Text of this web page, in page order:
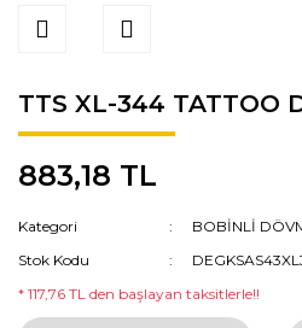
TTS XL-344 TATTOO
883,18 TL
Kategori
BOBİNLİ
Stok Kodu
* 117,76 TL den başlayan taksitlerle!!